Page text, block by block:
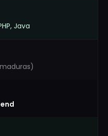
Java
maduras)